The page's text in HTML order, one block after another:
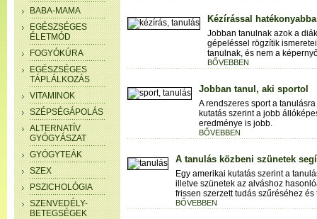
BABA-MAMA
EGÉSZSÉGES
ÉLETMÓD
FOGYÓKÚRA
EGÉSZSÉGES
TÁPLÁLKOZÁS
VITAMINOK
SZÉPSÉGÁPOLÁS
ALTERNATÍV
GYÓGYÁSZAT
GYÓGYTEÁK
SZEX
PSZICHOLÓGIA
SZENVEDÉLY-
BETEGSÉGEK
Kézírással
Jobban tanulnak azok a
gépeléssel rögzítik
tanulnak, és nem a
BŐVEBBEN
Jobban tanul, aki sportol
A rendszeres sport a
kutatás szerint a jobb
eredménye is jobb.
BŐVEBBEN
A tanulás közbeni szünetek
Egy amerikai kutatás szerint a
illetve szünetek az alváshoz
frissen szerzett tudás szűréséhez és
BŐVEBBEN